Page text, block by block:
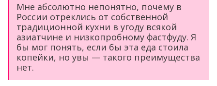
Мне абсолютно непонятно, почему в
России отреклись от собственной
традиционной кухни в угоду всякой
азиатчине и низкопробному фастфуду. Я
бы мог понять, если бы эта еда стоила
копейки, но увы — такого преимущества
нет.